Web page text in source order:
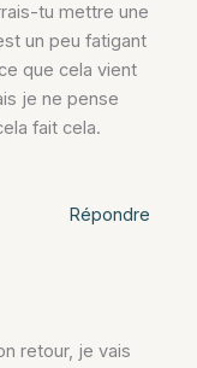
tu mettre une
un peu fatigant
que cela vient
je ne pense
fait cela.
Répondre
retour, je vais